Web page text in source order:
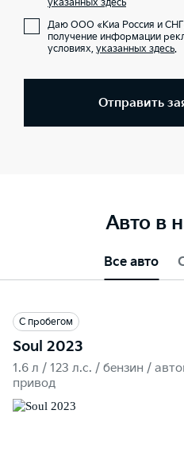
указанных здесь
Даю ООО «Киа Россия и
получение информации
условиях, указанных здесь.
Отправить
Авто в
Все авто
С пробегом
Soul 2023
1.6 л / 123 л.c. / бензин /
привод